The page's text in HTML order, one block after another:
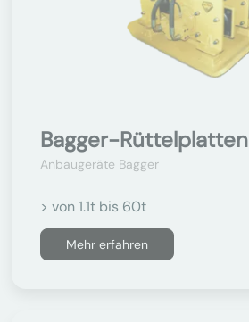
Bagger-Rüttelplatten
Anbaugeräte Bagger
> von 1.1t bis 60t
Mehr erfahren